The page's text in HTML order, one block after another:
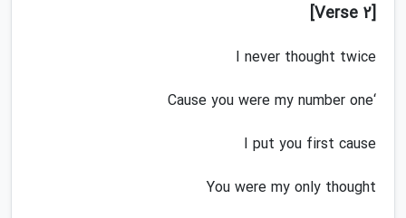
[Verse 2]
I never thought twice
‘Cause you were my number one
I put you first cause
You were my only thought